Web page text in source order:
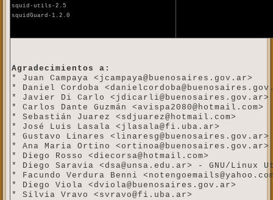
squid-utils-2.5
squidGuard-1.2.0
Agradecimientos a:
* Juan Campaya <jcampaya@buenosaires.gov.ar>
* Daniel Cordoba
* Javier Di Carlo <jdicarli@buenosaires.gov.ar>
* Carlos Dante Guzmán <avispa2080@hotmail.com>
* Sebastián Juarez <sdjuarez@hotmail.com>
* José Luis Lasala <jlasala@fi.uba.ar>
* Gustavo Linares <linaresg@buenosaires.gov.ar>
* Ana Maria Ortino <ortinoa@buenosaires.gov.ar>
* Diego Rosso <diecorsa@hotmail.com>
* Diego Saravia <dsa@unsa.edu.ar> - GNU/Linux
* Facundo Verdura Benni
* Diego Viola <dviola@buenosaires.gov.ar>
* Silvia Vravo <svravo@fi.uba.ar>